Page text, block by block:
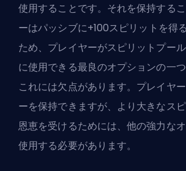
使用することです。それを保持する
ーはパッシブに+100スピリットを得
ため、プレイヤーがスピリットプー
に使用できる最良のオプションの一つ
これには欠点があります。プレイヤ
ーを保持できますが、より大きなス
恩恵を受けるためには、他の強力な
使用する必要があります。